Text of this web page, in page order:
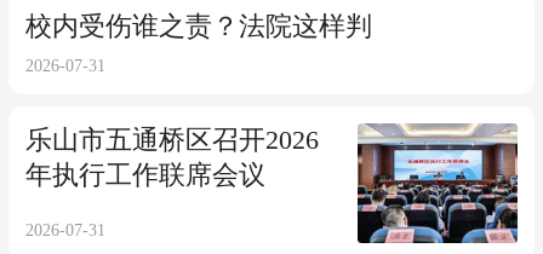
校内受伤谁之责？法院这样判
2026-07-31
乐山市五通桥区召开2026
年执行工作联席会议
2026-07-31